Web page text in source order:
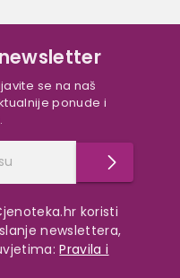
se na naš
ponude i
koristi
newslettera,
Pravila i